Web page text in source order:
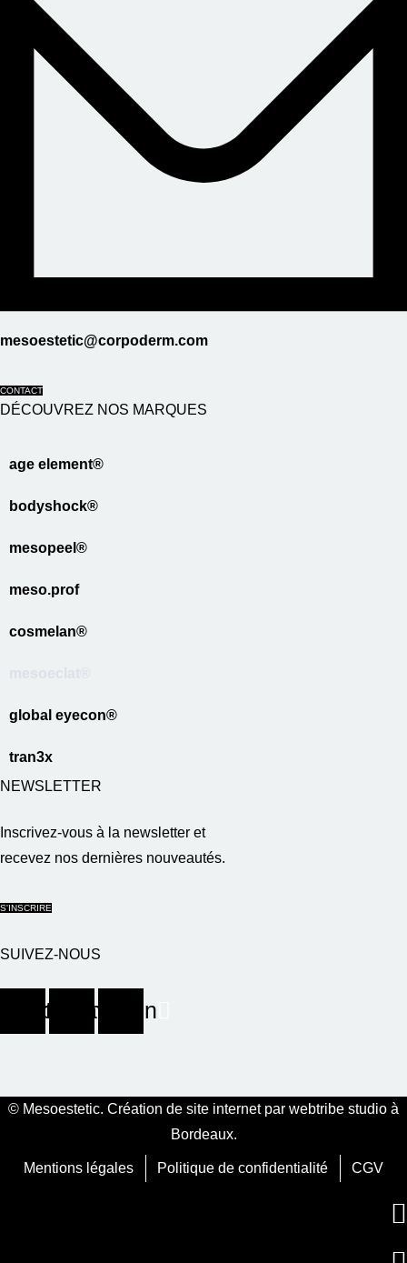
mesoestetic@corpoderm.com
CONTACT
DÉCOUVREZ NOS MARQUES
age element®
bodyshock®
mesopeel®
meso.prof
cosmelan®
global eyecon®
tran3x
NEWSLETTER
Inscrivez-vous à la newsletter et
recevez nos dernières nouveautés.
S'INSCRIRE
SUIVEZ-NOUS
InstagramLinkedin
© Mesoestetic. Création de site internet par webtribe studio à
Bordeaux.
Mentions légales Politique de confidentialité CGV